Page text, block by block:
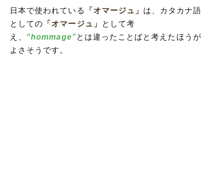
日本で使われている 「オマージュ」 は、カタカナ語
としての 「オマージュ」
として考
え、 “hommage”とは違ったことばと考えたほうが
よさそうです。